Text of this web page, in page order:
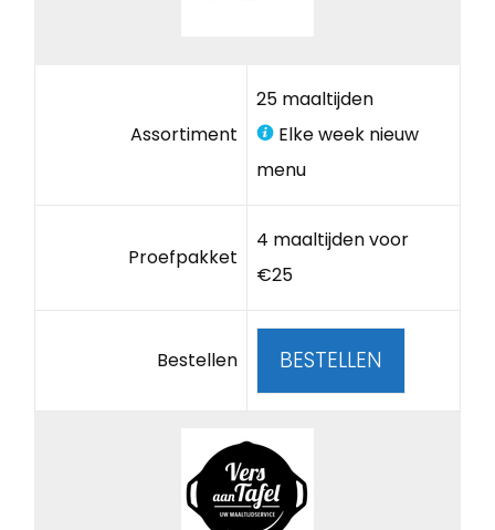
Assortiment
25 maaltijden
Elke week nieuw
menu
Proefpakket
4 maaltijden voor
€25
Bestellen BESTELLEN